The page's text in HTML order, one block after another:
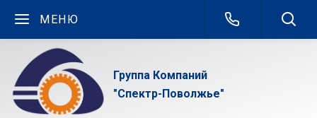
МЕНЮ
Группа Компаний
"Спектр-Поволжье"